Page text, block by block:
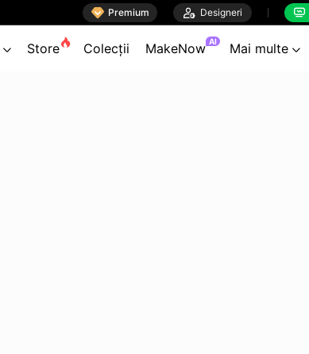
 Premium  Designeri 
 Store Colecții MakeNow AI Mai multe 